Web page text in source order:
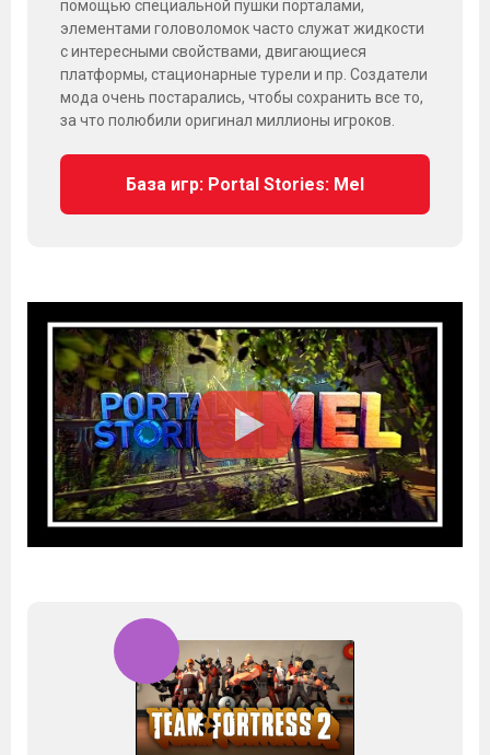
помощью специальной пушки порталами,
элементами головоломок часто служат жидкости
с интересными свойствами, двигающиеся
платформы, стационарные турели и пр. Создатели
мода очень постарались, чтобы сохранить все то,
за что полюбили оригинал миллионы игроков.
База игр: Portal Stories: Mel